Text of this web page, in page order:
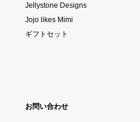
Jellystone Designs
Jojo likes Mimi
ギフトセット
お問い合わせ